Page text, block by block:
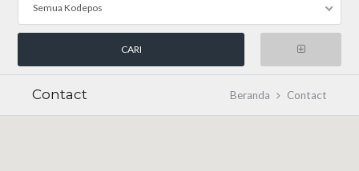
Semua Kodepos
Contact Beranda Contact